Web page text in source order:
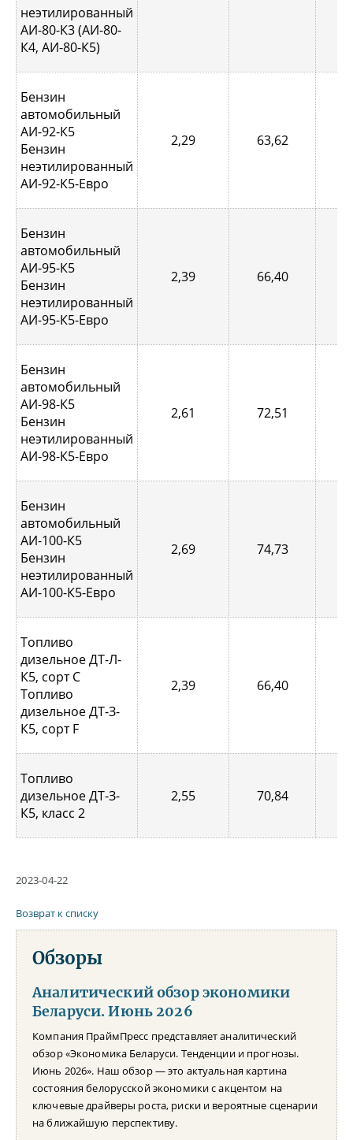
неэтилированный
АИ-80-К3 (АИ-80-
К4, АИ-80-К5)
Бензин
автомобильный
АИ-92-К5
Бензин
неэтилированный
АИ-92-К5-Евро
2,29 63,62
Бензин
автомобильный
АИ-95-К5
Бензин
неэтилированный
АИ-95-К5-Евро
2,39 66,40
Бензин
автомобильный
АИ-98-К5
Бензин
неэтилированный
АИ-98-К5-Евро
2,61 72,51
Бензин
автомобильный
АИ-100-К5
Бензин
неэтилированный
АИ-100-К5-Евро
2,69 74,73
Топливо
дизельное ДТ-Л-
К5, сорт С
Топливо
дизельное ДТ-З-
К5, сорт F
2,39 66,40
Топливо
дизельное ДТ-З-
К5, класс 2
2,55 70,84
2023-04-22
Возврат к списку
Обзоры
Аналитический обзор экономики
Беларуси. Июнь 2026
Компания ПраймПресс представляет аналитический
обзор «Экономика Беларуси. Тенденции и прогнозы.
Июнь 2026». Наш обзор — это актуальная картина
состояния белорусской экономики с акцентом на
ключевые драйверы роста, риски и вероятные сценарии
на ближайшую перспективу.